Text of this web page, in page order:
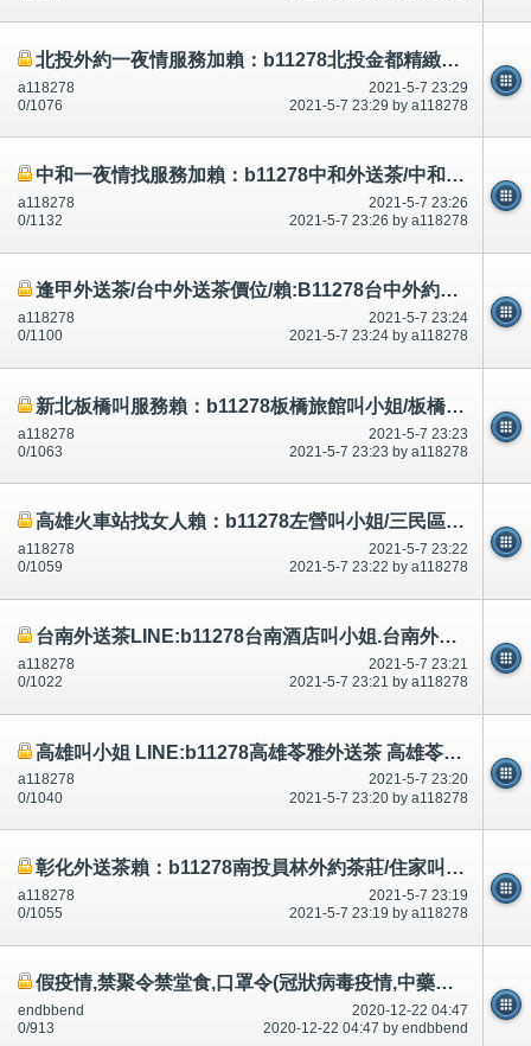
北投外約一夜情服務加賴：b11278北投金都精緻溫泉飯店找小姐服務北投外送茶
2021-5-7 23:29
a118278
2021-5-7 23:29 by a118278
0/1076
中和一夜情找服務加賴：b11278中和外送茶/中和外約妹妹中和出差找小姐中和約炮按摩
2021-5-7 23:26
a118278
2021-5-7 23:26 by a118278
0/1132
逢甲外送茶/台中外送茶價位/賴:B11278台中外約妹妹貝琳茶坊台中全套按摩/茶莊推薦Tg:A118278
2021-5-7 23:24
a118278
2021-5-7 23:24 by a118278
0/1100
新北板橋叫服務賴：b11278板橋旅館叫小姐/板橋外約小姐/板橋外送小姐/板橋找喝茶/板橋找小姐/板橋外送服務找茶
2021-5-7 23:23
a118278
2021-5-7 23:23 by a118278
0/1063
高雄火車站找女人賴：b11278左營叫小姐/三民區叫茶/苓雅找小姐/鳳山外送茶/小港叫小姐/免車資
2021-5-7 23:22
a118278
2021-5-7 23:22 by a118278
0/1059
台南外送茶LINE:b11278台南酒店叫小姐.台南外約.台南找女人.台南旅館叫小姐.台南叫小姐台南定點--台南樓鳳按摩
2021-5-7 23:21
a118278
2021-5-7 23:21 by a118278
0/1022
高雄叫小姐 LINE:b11278高雄苓雅外送茶 高雄苓雅區叫小姐/苓雅四維四路苓雅飯店/苓雅美女外約,苓雅旅館叫小姐-苓
2021-5-7 23:20
a118278
2021-5-7 23:20 by a118278
0/1040
彰化外送茶賴：b11278南投員林外約茶莊/住家叫小姐/酒店/旅館/飯店汽車旅館叫小姐
2021-5-7 23:19
a118278
2021-5-7 23:19 by a118278
0/1055
假疫情,禁聚令禁堂食,口罩令(冠狀病毒疫情,中藥人參當歸延年益壽百毒不侵,呃錢?假疫情,其他事？）
2020-12-22 04:47
endbbend
2020-12-22 04:47 by endbbend
0/913